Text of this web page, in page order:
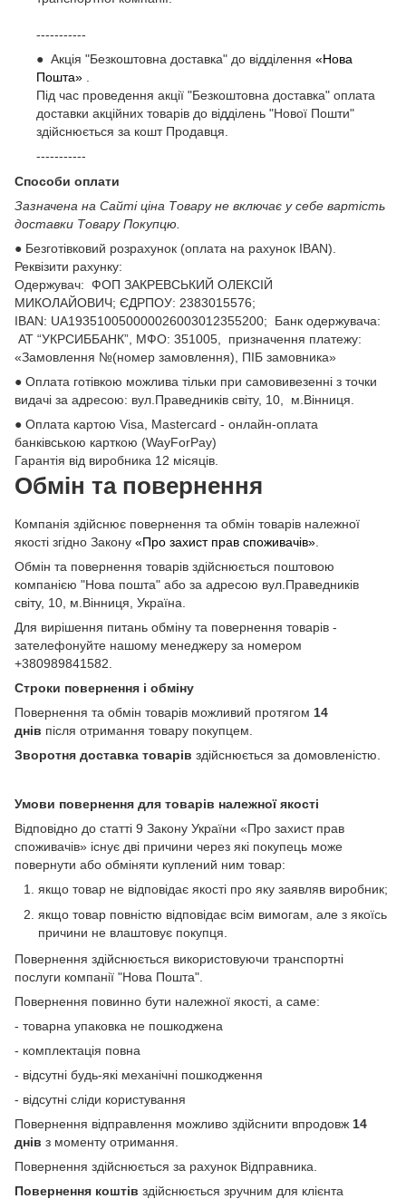
-----------
● Акція "Безкоштовна доставка" до відділення «Нова
Пошта»
Під час проведення акції "Безкоштовна доставка" оплата
доставки акційних товарів до відділень "Нової Пошти"
здійснюється за кошт Продавця.
-----------
Способи оплати
Зазначена на Сайті ціна Товару не включає у себе вартість
доставки Товару Покупцю.
● Безготівковий розрахунок (оплата на рахунок IBAN).
Реквізити рахунку:
Одержувач: ФОП ЗАКРЕВСЬКИЙ ОЛЕКСІЙ
МИКОЛАЙОВИЧ; ЄДРПОУ: 2383015576;
ІВАN: UA193510050000026003012355200; Банк одержувача:
АТ “УКРСИББАНК”, МФО: 351005, призначення платежу:
«Замовлення №(номер замовлення), ПІБ замовника»
● Оплата готівкою можлива тільки при самовивезенні з точки
видачі за адресою: вул.Праведників світу, 10, м.Вінниця.
● Оплата картою Visa, Mastercard - онлайн-оплата
банківською карткою (WayForPay)
Гарантія від виробника 12 місяців.
Обмін та повернення
Компанія здійснює повернення та обмін товарів належної
якості згідно Закону «Про захист прав споживачів»
Обмін та повернення товарів здійснюється поштовою
компанією "Нова пошта" або за адресою вул.Праведників
світу, 10, м.Вінниця, Україна.
Для вирішення питань обміну та повернення товарів -
зателефонуйте нашому менеджеру за номером
+380989841582.
Строки повернення і обміну
Повернення та обмін товарів можливий протягом 14
днів після отримання товару покупцем.
Зворотня доставка товарів здійснюється за домовленістю.
Умови повернення для товарів належної якості
Відповідно до статті 9 Закону України «Про захист прав
споживачів» існує дві причини через які покупець може
повернути або обміняти куплений ним товар:
якщо товар не відповідає якості про яку заявляв виробник;
якщо товар повністю відповідає всім вимогам, але з якоїсь
причини не влаштовує покупця.
Повернення здійснюється використовуючи транспортні
послуги компанії "Нова Пошта".
Повернення повинно бути належної якості, а саме:
- товарна упаковка не пошкоджена
- комплектація повна
- відсутні будь-які механічні пошкодження
- відсутні сліди користування
Повернення відправлення можливо здійснити впродовж 14
днів з моменту отримання.
Повернення здійснюється за рахунок Відправника.
Повернення коштів здійснюється зручним для клієнта